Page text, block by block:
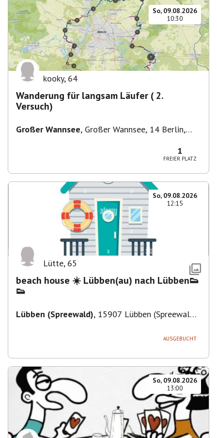
So, 09.08.2026
10:30
kooky, 64
Wanderung für langsam Läufer ( 2.
Versuch)
Großer Wannsee, Großer Wannsee, 14 Berlin,
1
FREIER PLATZ
So, 09.08.2026
12:15
Lütte, 65
beach house ☀️ Lübben(au) nach Lübben👟
👟
Lübben (Spreewald), 15907 Lübben (Spreewald),
AUSGEBUCHT
So, 09.08.2026
13:00